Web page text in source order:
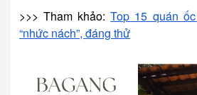
>>> Tham khảo:Top 15 quán
“nhức nách”, đáng thử